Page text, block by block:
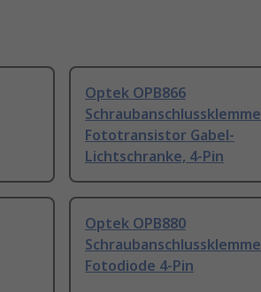
Optek OPB866
Schraubanschlussklemme
Fototransistor Gabel-
Lichtschranke, 4-Pin
Optek OPB880
Schraubanschlussklemme
Fotodiode 4-Pin